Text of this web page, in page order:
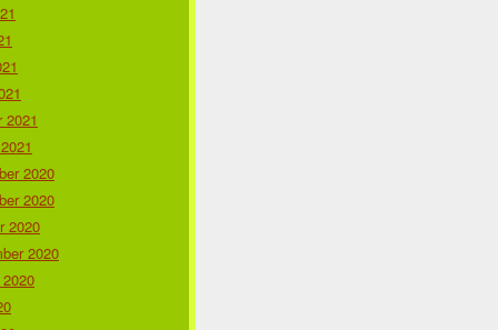
2021
2020
2020
2020
2020